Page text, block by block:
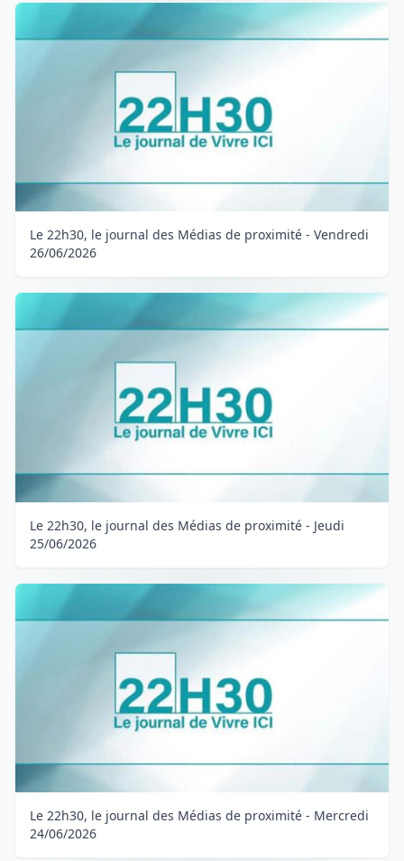
Le 22h30, le journal des Médias de proximité - Vendredi
26/06/2026
Le 22h30, le journal des Médias de proximité - Jeudi
25/06/2026
Le 22h30, le journal des Médias de proximité - Mercredi
24/06/2026